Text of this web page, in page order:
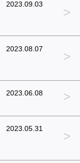
2023.09.03
>
2023.08.07
>
2023.06.08 >
2023.05.31
>